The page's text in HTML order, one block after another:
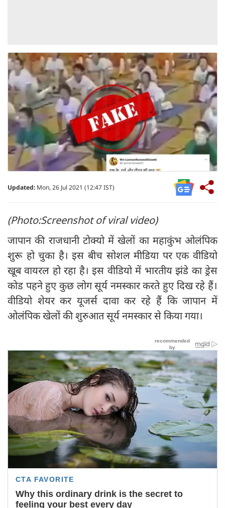
Updated: Mon, 26 Jul 2021 (12:47 IST)
(Photo:Screenshot of viral video)
जापान की राजधानी टोक्यो में खेलों का महाकुंभ ओलंपिक
शुरू हो चुका है। इस बीच सोशल मीडिया पर एक वीडियो
खूब वायरल हो रहा है। इस वीडियो में भारतीय झंडे का ड्रेस
कोड पहने हुए कुछ लोग सूर्य नमस्‍कार करते हुए दिख रहे हैं।
वीडियो शेयर कर यूजर्स दावा कर रहे हैं कि जापान में
ओलंपिक खेलों की शुरुआत सूर्य नमस्कार से किया गया।